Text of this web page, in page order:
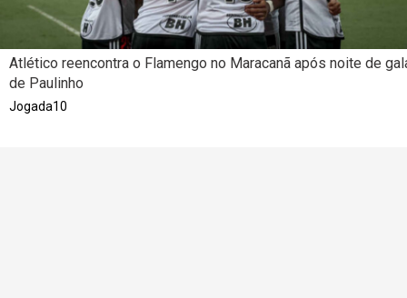
Atlético reencontra o Flamengo no Maracanã após noite de
de Paulinho
Jogada10